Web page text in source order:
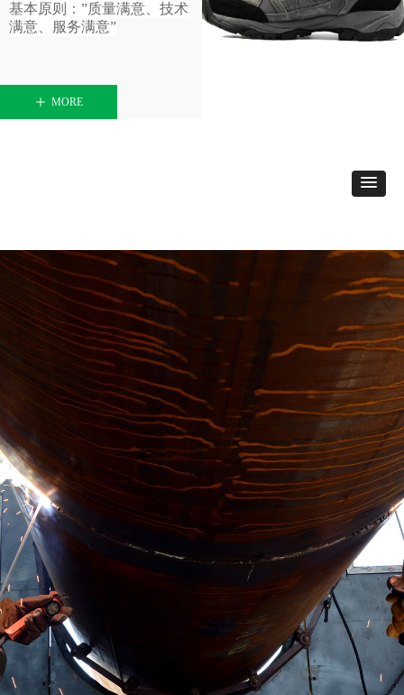
ꄸ MORE
基本原则： ”质量满意、技术
满意、服务满意”